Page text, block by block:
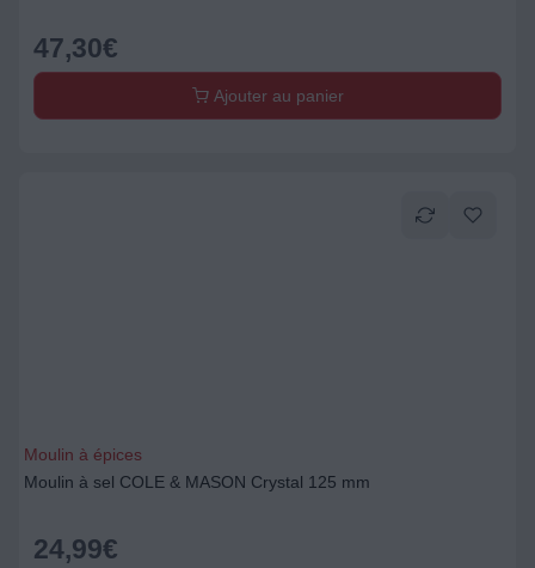
47,30€
Ajouter au panier
Moulin à épices
Moulin à sel COLE & MASON Crystal 125 mm
24,99€